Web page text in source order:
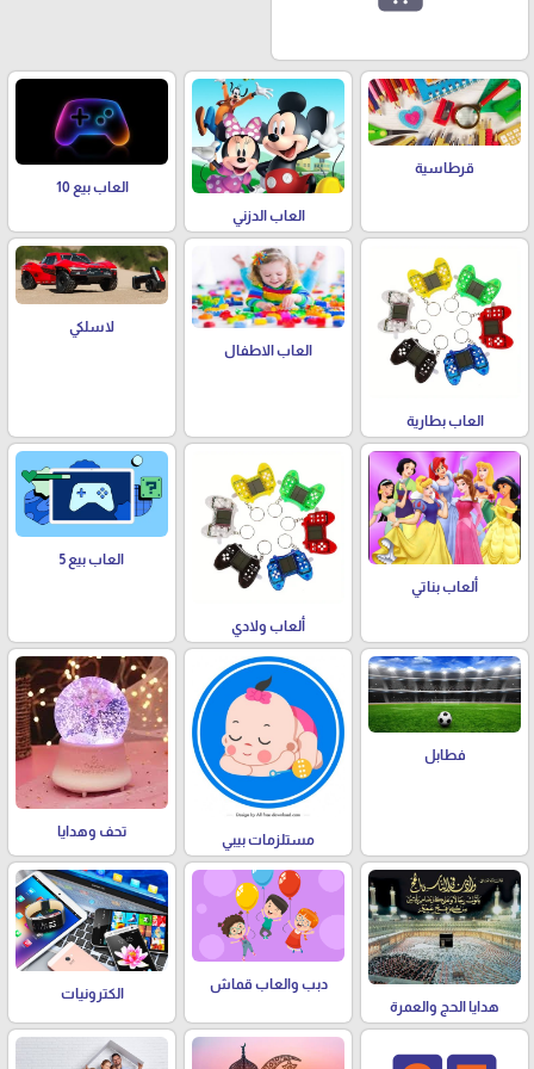
قرطاسية
العاب الدزني
العاب بيع 10
العاب بطارية
العاب الاطفال
لاسلكي
ألعاب بناتي
ألعاب ولادي
العاب بيع 5
فطابل
مستلزمات بيبي
تحف وهدايا
هدايا الحج والعمرة
دبب والعاب قماش
الكترونيات